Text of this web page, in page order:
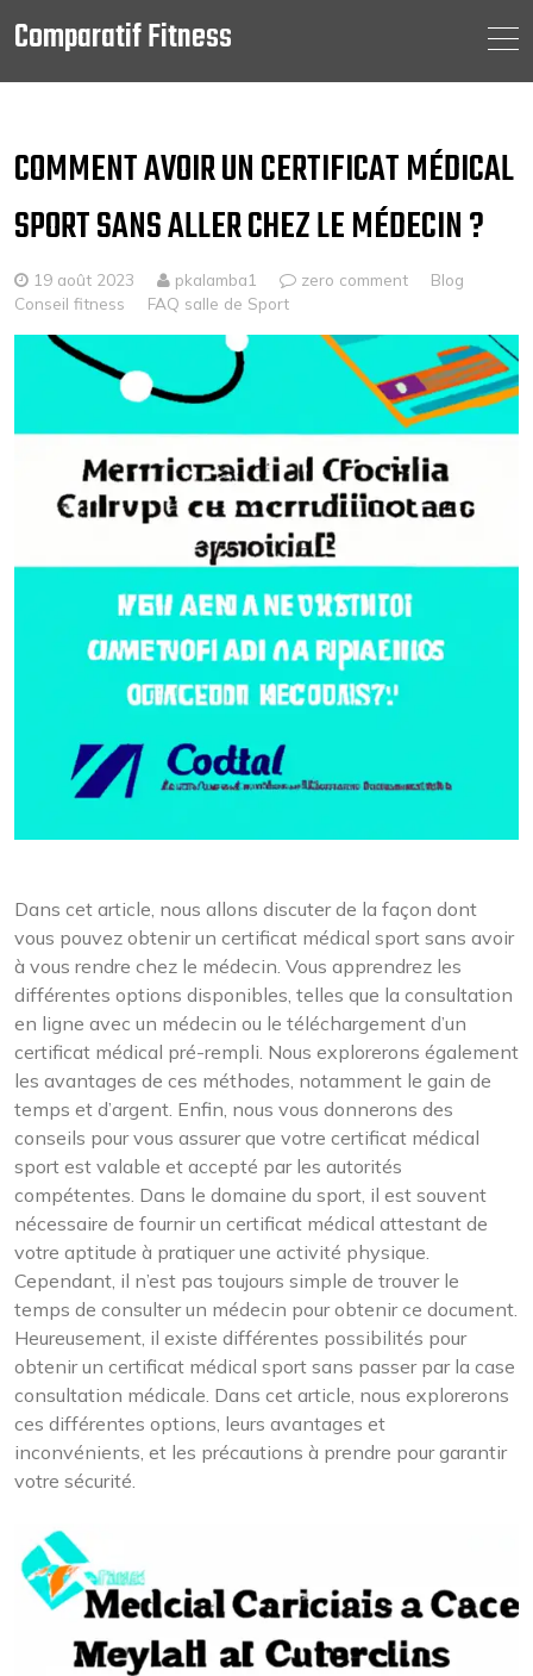
content
Comparatif Fitness
COMMENT AVOIR UN CERTIFICAT MÉDICAL
SPORT SANS ALLER CHEZ LE MÉDECIN ?
19 août 2023 pkalamba1 zero comment
Blog
Conseil fitness
FAQ salle de Sport
Dans cet article, nous allons discuter de la façon dont
vous pouvez obtenir un certificat médical sport sans avoir
à vous rendre chez le médecin. Vous apprendrez les
différentes options disponibles, telles que la consultation
en ligne avec un médecin ou le téléchargement d’un
certificat médical pré-rempli. Nous explorerons également
les avantages de ces méthodes, notamment le gain de
temps et d’argent. Enfin, nous vous donnerons des
conseils pour vous assurer que votre certificat médical
sport est valable et accepté par les autorités
compétentes. Dans le domaine du sport, il est souvent
nécessaire de fournir un certificat médical attestant de
votre aptitude à pratiquer une activité physique.
Cependant, il n’est pas toujours simple de trouver le
temps de consulter un médecin pour obtenir ce document.
Heureusement, il existe différentes possibilités pour
obtenir un certificat médical sport sans passer par la case
consultation médicale. Dans cet article, nous explorerons
ces différentes options, leurs avantages et
inconvénients, et les précautions à prendre pour garantir
votre sécurité.